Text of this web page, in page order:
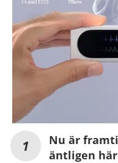
Nu är
äntligen här